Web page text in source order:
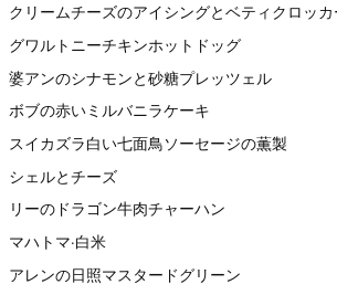
クリームチーズのアイシングとベティクロッ
グワルトニーチキンホットドッグ
婆アンのシナモンと砂糖プレッツェル
ボブの赤いミルバニラケーキ
スイカズラ白い七面鳥ソーセージの薫製
シェルとチーズ
リーのドラゴン牛肉チャーハン
マハトマ·白米
アレンの日照マスタードグリーン